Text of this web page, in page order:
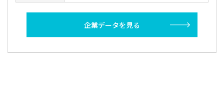
企業データを見る